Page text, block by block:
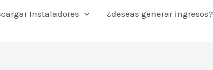
Instaladores ¿deseas generar ingresos?